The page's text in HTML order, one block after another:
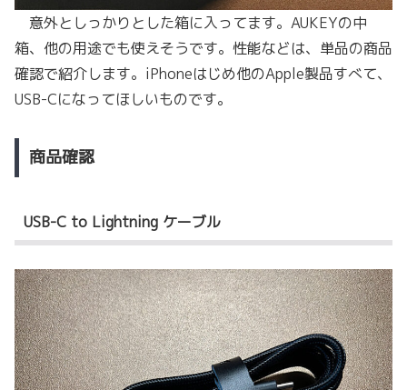
意外としっかりとした箱に入ってます。AUKEYの中
箱、他の用途でも使えそうです。性能などは、単品の商品
確認で紹介します。iPhoneはじめ他のApple製品すべて、
USB-Cになってほしいものです。
商品確認
USB-C to Lightning ケーブル